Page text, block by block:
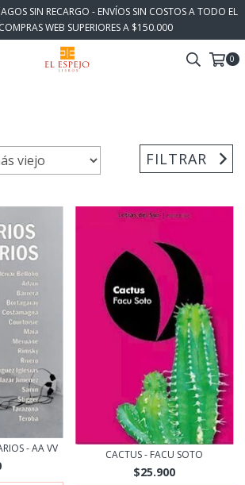
SIN RECARGO - ENVÍOS SIN COSTOS A TODO EL
WEB SUPERIORES A $150.000
0
FILTRAR
- AA VV CACTUS - FACU SOTO
$25.900